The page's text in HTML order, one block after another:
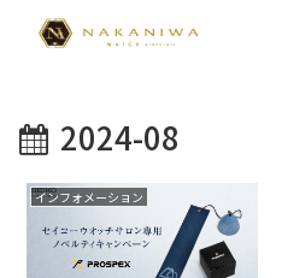
2024-08
インフォメーション